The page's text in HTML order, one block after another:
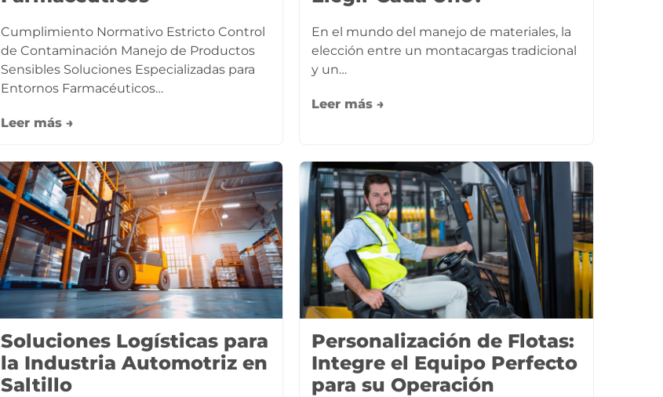
Cumplimiento Normativo Estricto Control
de Contaminación Manejo de Productos
Sensibles Soluciones Especializadas para
Entornos Farmacéuticos…
Leer más →
En el mundo del manejo de materiales, la
elección entre un montacargas tradicional
y un…
Leer más →
Soluciones Logísticas para
la Industria Automotriz en
Saltillo
Personalización de Flotas:
Integre el Equipo Perfecto
para su Operación